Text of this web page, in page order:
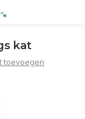
kat
toevoegen